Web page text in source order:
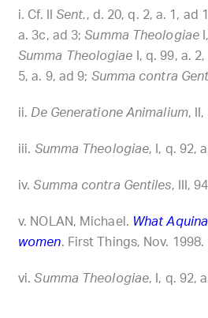
Cf. IISent., d. 20, q. 2, a. 1, ad
a. 3c, ad 3;Summa Theologiae
Summa Theologiae I, q. 99, a.
5, a. 9, ad 9; Summa contra
De Generatione Animalium, II,
Summa Theologiae, I, q. 92,
Summa contra Gentiles, III,
NOLAN, Michael. What
women. First Things, Nov. 1998.
Summa Theologiae, I, q. 92,